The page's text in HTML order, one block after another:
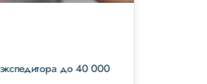
экспедитора до 40 000